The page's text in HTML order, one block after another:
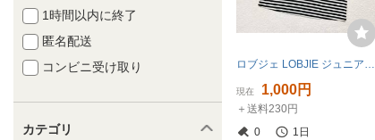
1時間以内に終了
匿名配送
コンビニ受け取り
カテゴリ
ロブジェ LOBJIE ジュニアー ボーダー 半袖 サマーニット カットソー 日本製 レディース トップス サイズL
現在 1,000円
＋送料230円
0
1日